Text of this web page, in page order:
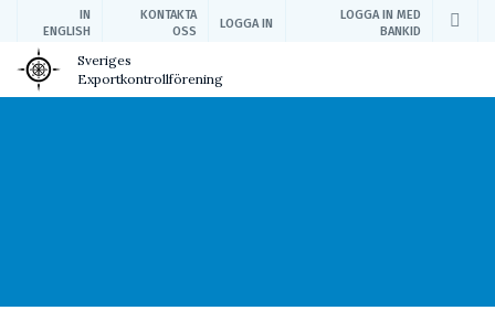
IN
ENGLISH
KONTAKTA
OSS
LOGGA IN
LOGGA IN MED
BANKID
Sveriges
Exportkontrollförening